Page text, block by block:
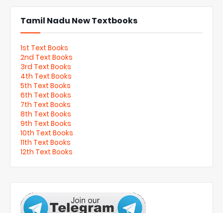
Tamil Nadu New Textbooks
1st Text Books
2nd Text Books
3rd Text Books
4th Text Books
5th Text Books
6th Text Books
7th Text Books
8th Text Books
9th Text Books
10th Text Books
11th Text Books
12th Text Books